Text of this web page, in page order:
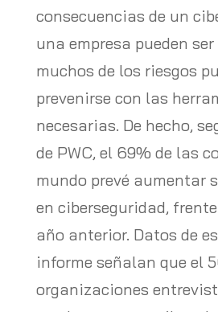
consecuencias de un
una empresa pueden
muchos de los riesgos
prevenirse con las
necesarias. De hecho,
de PWC, el 69% de las
mundo prevé aumentar
en ciberseguridad,
año anterior. Datos de
informe señalan que el
organizaciones